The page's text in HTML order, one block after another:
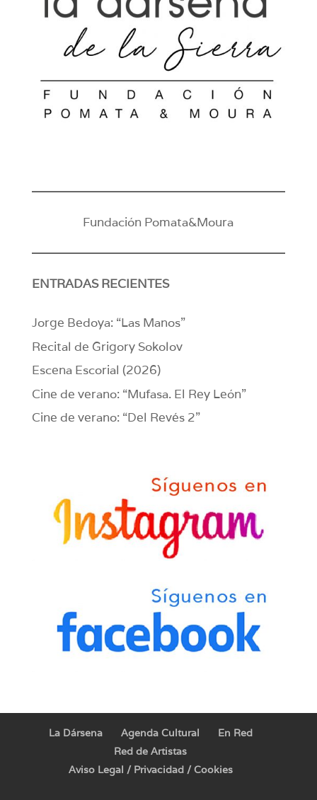
Fundación Pomata&Moura
ENTRADAS RECIENTES
Jorge Bedoya: “Las Manos”
Recital de Grigory Sokolov
Escena Escorial (2026)
Cine de verano: “Mufasa. El Rey León”
Cine de verano: “Del Revés 2”
La Dársena Agenda Cultural
En Red
Red de Artistas
Aviso Legal / Privacidad / Cookies